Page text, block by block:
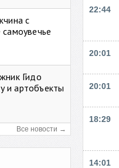
с
Гидо
и артобъекты
Все новости →
22:44
20:01
20:01
18:29
14:01